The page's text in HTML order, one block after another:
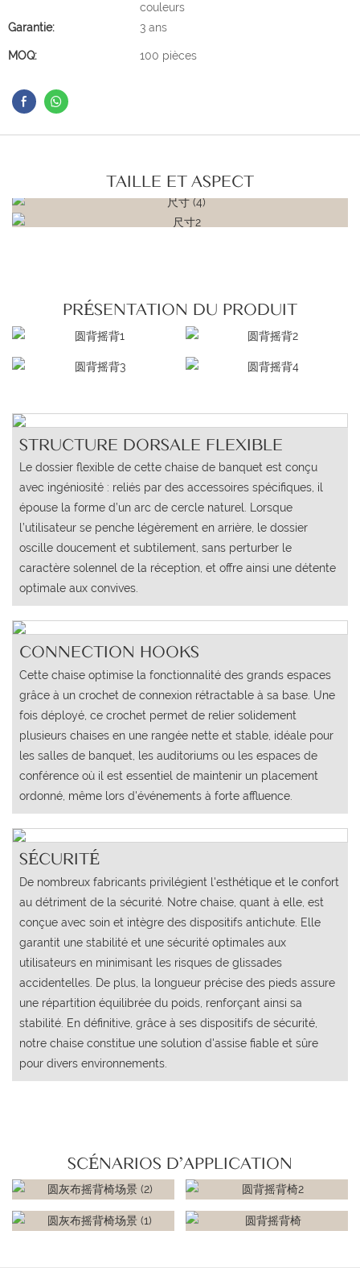
couleurs
Garantie:
3 ans
MOQ: 100 pièces
TAILLE ET ASPECT
PRÉSENTATION DU PRODUIT
STRUCTURE DORSALE FLEXIBLE
Le dossier flexible de cette chaise de banquet est conçu
avec ingéniosité : reliés par des accessoires spécifiques, il
épouse la forme d’un arc de cercle naturel. Lorsque
l’utilisateur se penche légèrement en arrière, le dossier
oscille doucement et subtilement, sans perturber le
caractère solennel de la réception, et offre ainsi une détente
optimale aux convives.
CONNECTION HOOKS
Cette chaise optimise la fonctionnalité des grands espaces
grâce à un crochet de connexion rétractable à sa base. Une
fois déployé, ce crochet permet de relier solidement
plusieurs chaises en une rangée nette et stable, idéale pour
les salles de banquet, les auditoriums ou les espaces de
conférence où il est essentiel de maintenir un placement
ordonné, même lors d'événements à forte affluence.
SÉCURITÉ
De nombreux fabricants privilégient l'esthétique et le confort
au détriment de la sécurité. Notre chaise, quant à elle, est
conçue avec soin et intègre des dispositifs antichute. Elle
garantit une stabilité et une sécurité optimales aux
utilisateurs en minimisant les risques de glissades
accidentelles. De plus, la longueur précise des pieds assure
une répartition équilibrée du poids, renforçant ainsi sa
stabilité. En définitive, grâce à ses dispositifs de sécurité,
notre chaise constitue une solution d'assise fiable et sûre
pour divers environnements.
SCÉNARIOS D'APPLICATION